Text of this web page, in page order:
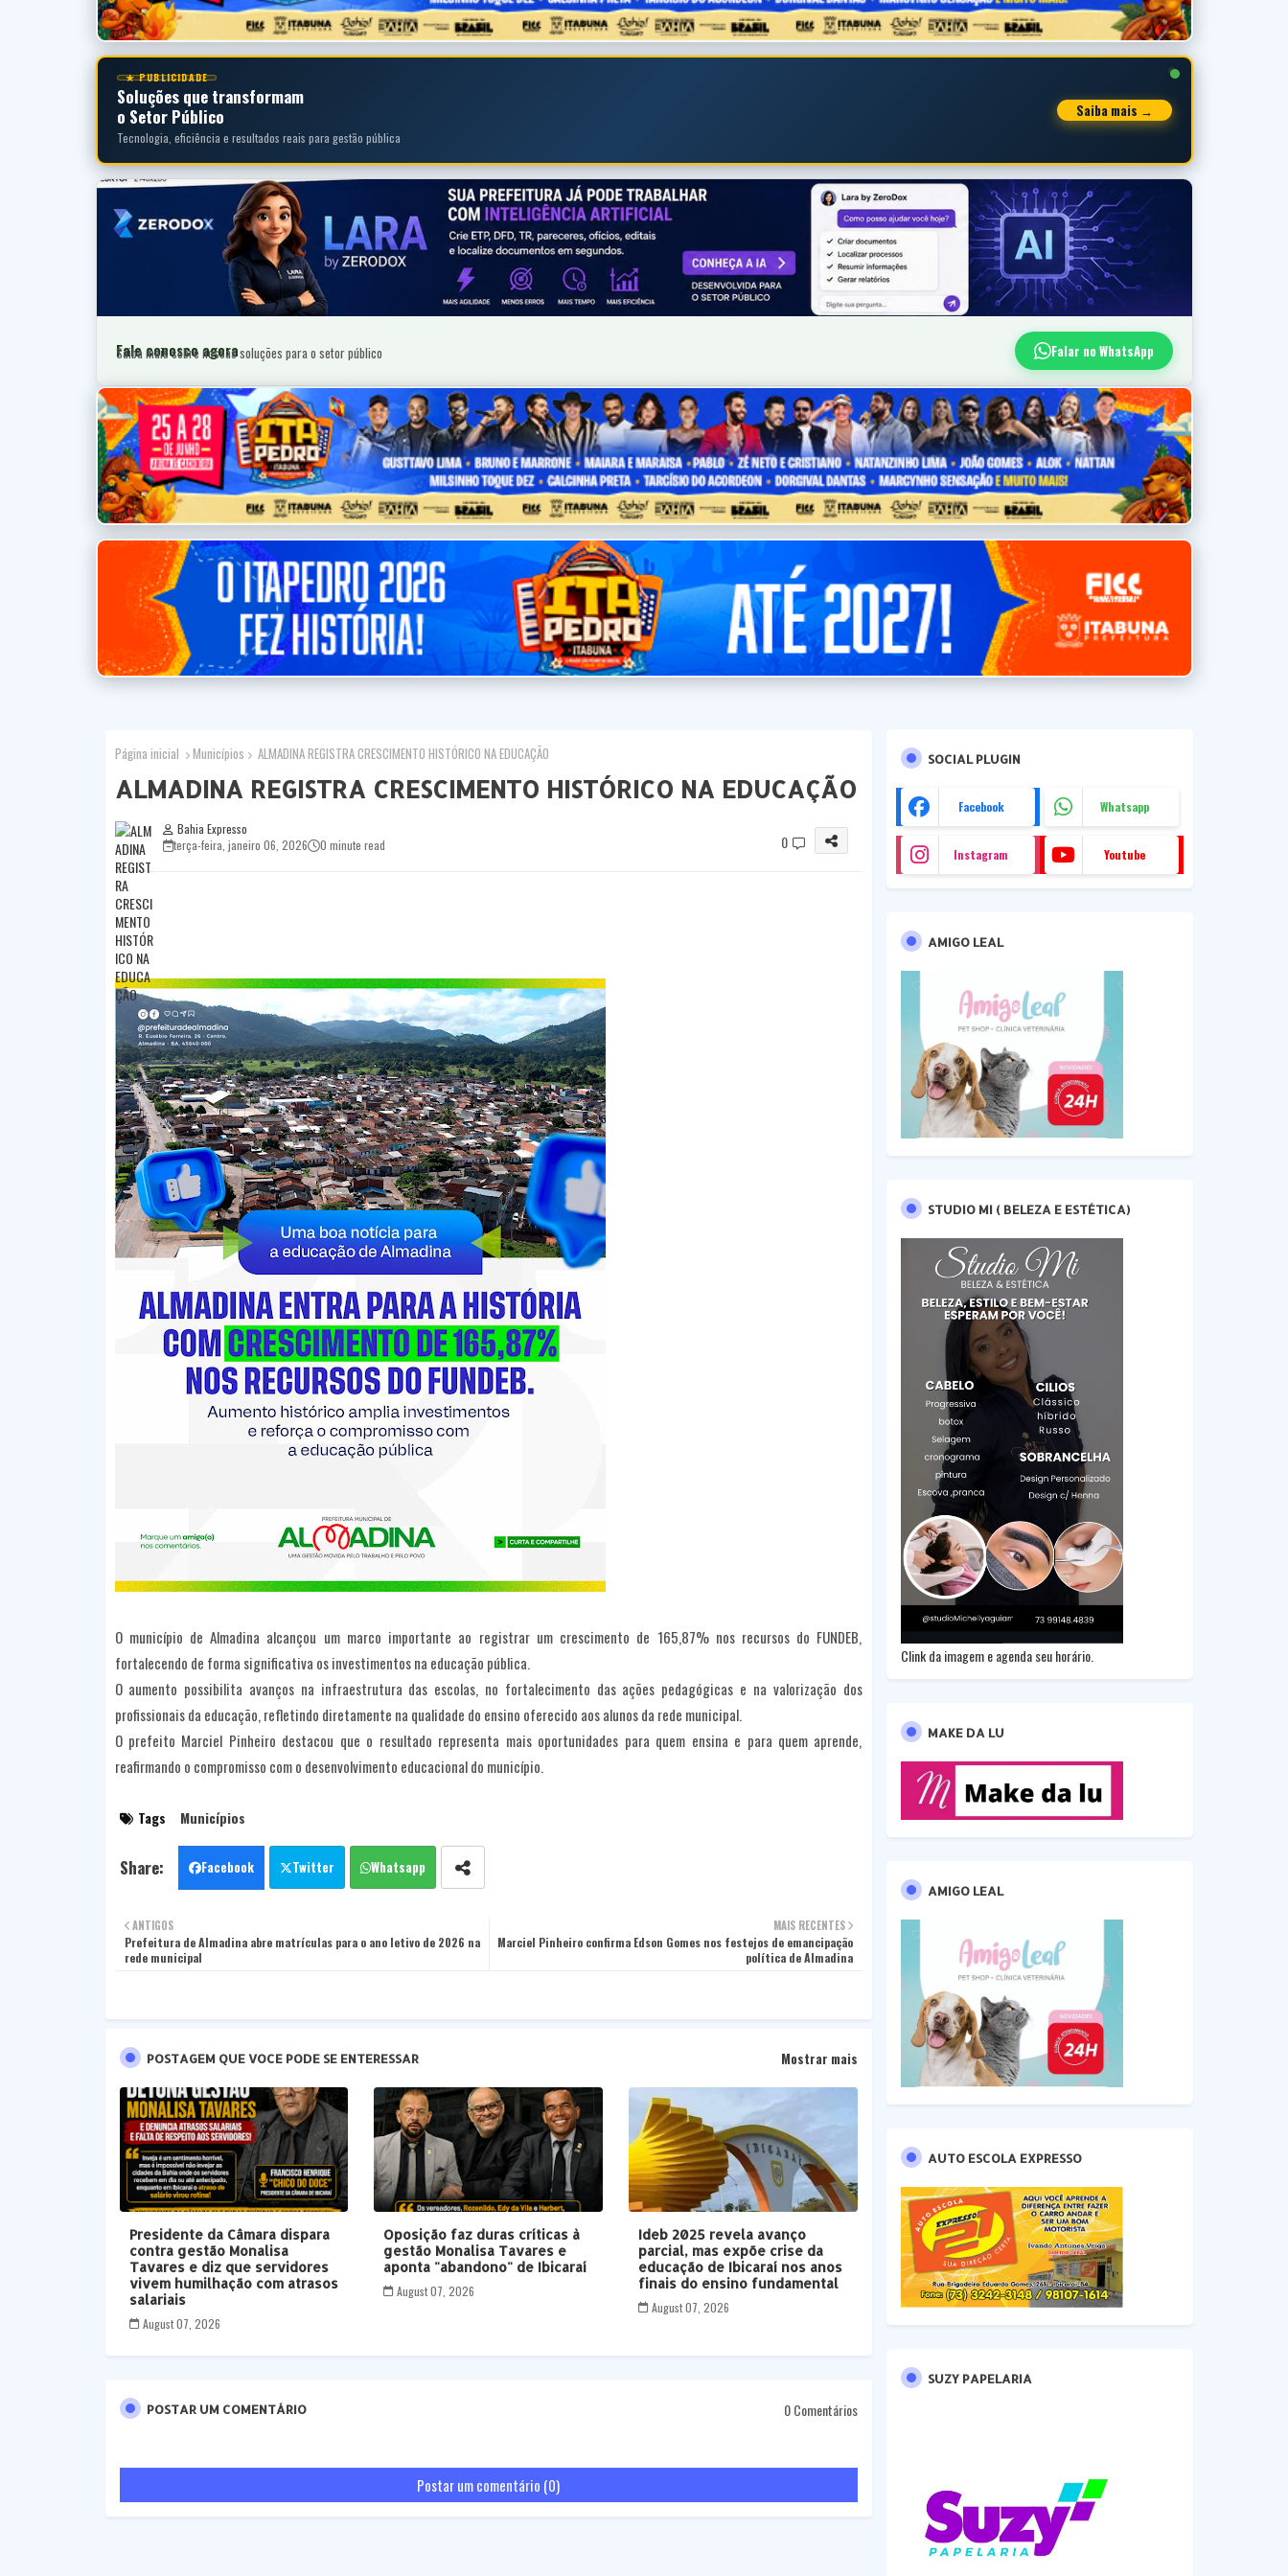
★ PUBLICIDADE
Soluções que transformam
o Setor Público
Tecnologia, eficiência e resultados reais para gestão pública
Saiba mais →
Fale conosco agora
Saiba mais sobre nossas soluções para o setor público Falar no WhatsApp
Página inicial Municípios ALMADINA REGISTRA CRESCIMENTO HISTÓRICO NA EDUCAÇÃO
ALMADINA REGISTRA CRESCIMENTO HISTÓRICO NA EDUCAÇÃO
Bahia Expresso
terça-feira, janeiro 06, 2026
0 minute read 0
O município de Almadina alcançou um marco importante ao registrar um crescimento de 165,87% nos recursos do FUNDEB,
fortalecendo de forma significativa os investimentos na educação pública.
O aumento possibilita avanços na infraestrutura das escolas, no fortalecimento das ações pedagógicas e na valorização dos
profissionais da educação, refletindo diretamente na qualidade do ensino oferecido aos alunos da rede municipal.
O prefeito Marciel Pinheiro destacou que o resultado representa mais oportunidades para quem ensina e para quem aprende,
reafirmando o compromisso com o desenvolvimento educacional do município.
Tags Municípios
Facebook Twitter Whatsapp
MAIS RECENTES
Marciel Pinheiro confirma Edson Gomes nos festejos de emancipação
política de Almadina
ANTIGOS
Prefeitura de Almadina abre matrículas para o ano letivo de 2026 na
rede municipal
POSTAGEM QUE VOCE PODE SE ENTERESSAR Mostrar mais
Presidente da Câmara dispara
contra gestão Monalisa
Tavares e diz que servidores
vivem humilhação com atrasos
salariais
August 07, 2026
Oposição faz duras críticas à
gestão Monalisa Tavares e
aponta "abandono" de Ibicaraí
August 07, 2026
Ideb 2025 revela avanço
parcial, mas expõe crise da
educação de Ibicaraí nos anos
finais do ensino fundamental
August 07, 2026
POSTAR UM COMENTÁRIO 0 Comentários
Postar um comentário (0)
SOCIAL PLUGIN
Facebook Whatsapp
Instagram Youtube
AMIGO LEAL
STUDIO MI ( BELEZA E ESTÉTICA)
Clink da imagem e agenda seu horário.
MAKE DA LU
AMIGO LEAL
AUTO ESCOLA EXPRESSO
SUZY PAPELARIA